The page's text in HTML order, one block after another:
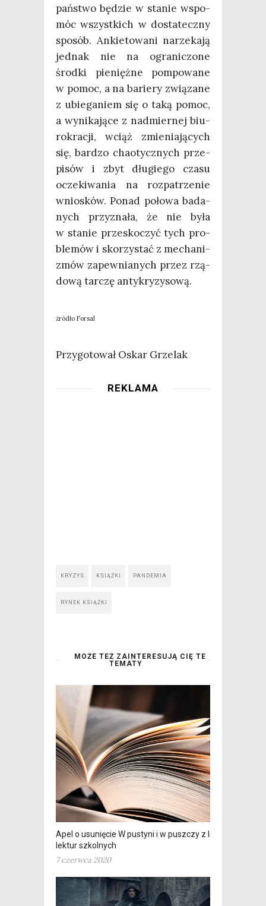
pań­stwo będzie w sta­nie wspo­
móc wszyst­kich w dosta­tecz­ny
spo­sób. Ankie­to­wa­ni narze­ka­ją
jed­nak nie na ogra­ni­czo­ne
środ­ki pie­nięż­ne pom­po­wa­ne
w pomoc, a na barie­ry zwią­za­ne
z ubie­ga­niem się o taką pomoc,
a wyni­ka­ją­ce z nad­mier­nej biu­
ro­kra­cji, wciąż zmie­nia­ją­cych
się, bar­dzo cha­otycz­nych prze­
pi­sów i zbyt dłu­gie­go cza­su
ocze­ki­wa­nia na roz­pa­trze­nie
wnio­sków. Ponad poło­wa bada­
nych przy­zna­ła, że nie była
w sta­nie prze­sko­czyć tych pro­
ble­mów i sko­rzy­stać z mecha­ni­
zmów zapew­nia­nych przez rzą­
do­wą tar­czę antykryzysową.
źró­dło Forsal
Przy­go­to­wał Oskar Grzelak
REKLAMA
KRYZYS KSIĄŻKI PANDEMIA
RYNEK KSIĄŻKI
MOŻE TEŻ ZAINTERESUJĄ CIĘ TE
TEMATY
Apel o usunięcie W pustyni i w puszczy z listy
lektur szkolnych
7 czerwca 2020